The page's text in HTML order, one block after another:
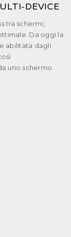
DEVICE
tra schermi,
Da oggi la
abilitata dagli
uno schermo